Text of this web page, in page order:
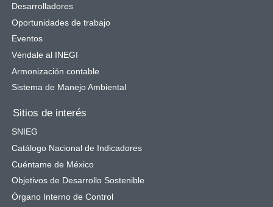
Desarrolladores
Oportunidades de trabajo
Eventos
Véndale al INEGI
Armonización contable
Sistema de Manejo Ambiental
Sitios de interés
SNIEG
Catálogo Nacional de Indicadores
Cuéntame de México
Objetivos de Desarrollo Sostenible
Órgano Interno de Control